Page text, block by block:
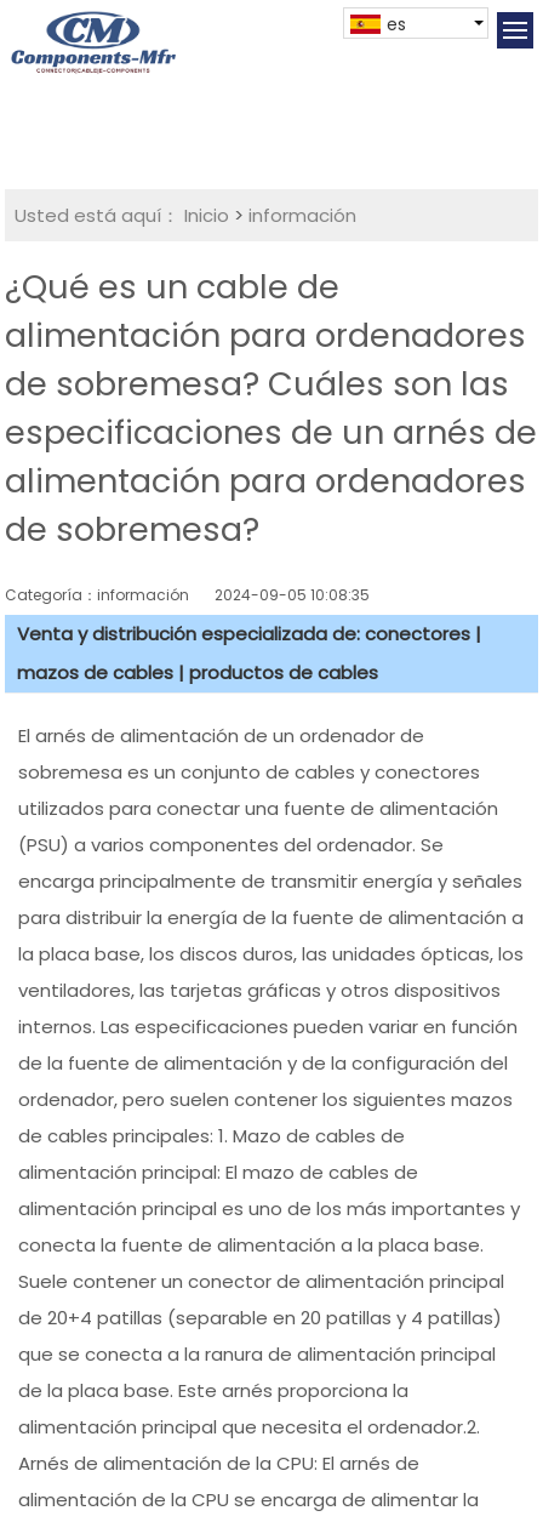
es
Usted está aquí： Inicio >información
¿Qué es un cable de
alimentación para ordenadores
de sobremesa? Cuáles son las
especificaciones de un arnés de
alimentación para ordenadores
de sobremesa?
Categoría：información 2024-09-05 10:08:35
Venta y distribución especializada de: conectores |
mazos de cables | productos de cables
El arnés de alimentación de un ordenador de
sobremesa es un conjunto de cables y conectores
utilizados para conectar una fuente de alimentación
(PSU) a varios componentes del ordenador. Se
encarga principalmente de transmitir energía y señales
para distribuir la energía de la fuente de alimentación a
la placa base, los discos duros, las unidades ópticas, los
ventiladores, las tarjetas gráficas y otros dispositivos
internos. Las especificaciones pueden variar en función
de la fuente de alimentación y de la configuración del
ordenador, pero suelen contener los siguientes mazos
de cables principales: 1. Mazo de cables de
alimentación principal: El mazo de cables de
alimentación principal es uno de los más importantes y
conecta la fuente de alimentación a la placa base.
Suele contener un conector de alimentación principal
de 20+4 patillas (separable en 20 patillas y 4 patillas)
que se conecta a la ranura de alimentación principal
de la placa base. Este arnés proporciona la
alimentación principal que necesita el ordenador.2.
Arnés de alimentación de la CPU: El arnés de
alimentación de la CPU se encarga de alimentar la